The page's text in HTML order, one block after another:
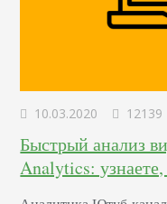
10.03.2020 12139
Быстрый анализ
Analytics: узнаете,